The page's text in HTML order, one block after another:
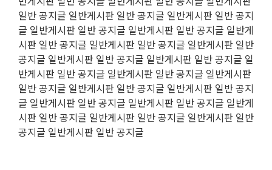
일반 공지글 일반게시판 일반 공지글 일반게시판 일반 공지
글 일반게시판 일반 공지글 일반게시판 일반 공지글 일반게
시판 일반 공지글 일반게시판 일반 공지글 일반게시판 일반
공지글 일반게시판 일반 공지글 일반게시판 일반 공지글 일
반게시판 일반 공지글 일반게시판 일반 공지글 일반게시판
일반 공지글 일반게시판 일반 공지글 일반게시판 일반 공지
글 일반게시판 일반 공지글 일반게시판 일반 공지글 일반게
시판 일반 공지글 일반게시판 일반 공지글 일반게시판 일반
공지글 일반게시판 일반 공지글